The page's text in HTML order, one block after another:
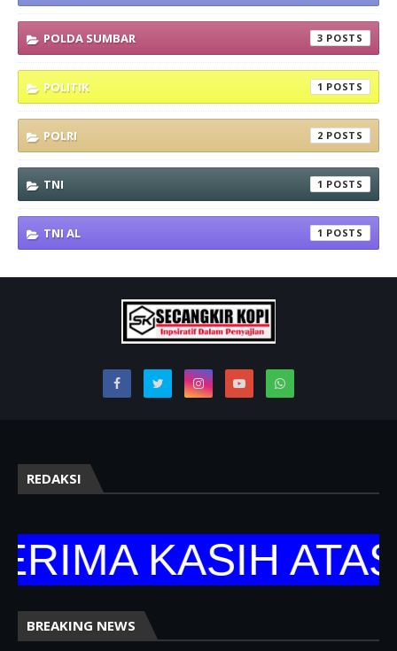
POLDA SUMBAR 3
POLITIK 1
POLRI 2
TNI 1
TNI AL 1
REDAKSI
KASIH ATAS
BREAKING NEWS